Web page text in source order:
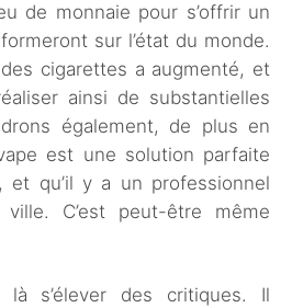
de monnaie pour s’offrir un
sur l’état du monde.
cigarettes a augmenté, et
ainsi de substantielles
également, de plus en
est une solution parfaite
et qu’il y a un professionnel
C’est peut-être même
là s’élever des critiques. Il